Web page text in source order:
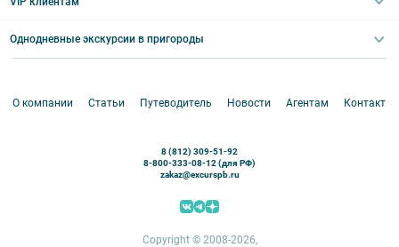
Круизы
Корпоративные мероприятия
Аренда водного транспорта
Однодневные экскурсии в пригороды
Кронштадт
Ораниенбаум
Пушкин (Царское село)
О компании Статьи Путеводитель Новости Агентам Контакты
8 (812) 309-51-92
8-800-333-08-12 (для РФ)
zakaz@excurspb.ru
Copyright © 2008-2026,